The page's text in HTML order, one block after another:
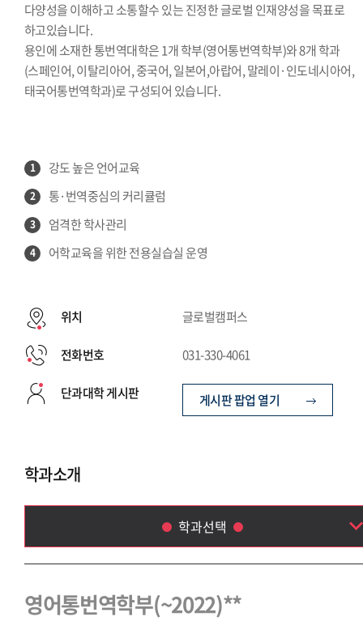
다양성을 이해하고 소통할수 있는 진정한 글로벌 인재양성을 목표로
하고있습니다.
용인에 소재한 통번역대학은 1개 학부(영어통번역학부)와 8개 학과
(스페인어, 이탈리아어, 중국어, 일본어,아랍어, 말레이·인도네시아어,
태국어통번역학과)로 구성되어 있습니다.
1 강도 높은 언어교육
2 통·번역중심의 커리큘럼
3 엄격한 학사관리
4 어학교육을 위한 전용실습실 운영
위치 글로벌캠퍼스
전화번호 031-330-4061
단과대학 게시판 게시판 팝업 열기
학과소개
학과선택
영어통번역학부(~2022)
스페인어통번역학과(~2023)
영어통번역학부(~2022)**